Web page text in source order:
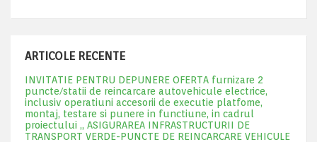
ARTICOLE RECENTE
INVITATIE PENTRU DEPUNERE OFERTA furnizare 2
puncte/statii de reincarcare autovehicule electrice,
inclusiv operatiuni accesorii de executie platfome,
montaj, testare si punere in functiune, in cadrul
proiectului „ ASIGURAREA INFRASTRUCTURII DE
TRANSPORT VERDE-PUNCTE DE REINCARCARE VEHICULE